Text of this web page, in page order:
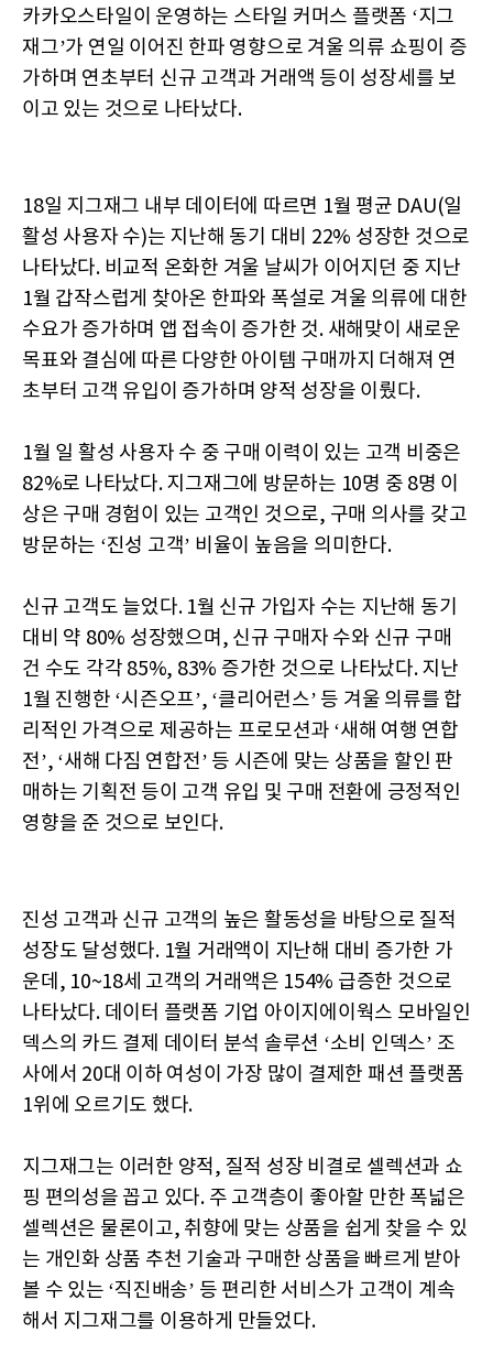
카카오스타일이 운영하는 스타일 커머스 플랫폼 ‘지그
재그’가 연일 이어진 한파 영향으로 겨울 의류 쇼핑이 증
가하며 연초부터 신규 고객과 거래액 등이 성장세를 보
이고 있는 것으로 나타났다.
18일 지그재그 내부 데이터에 따르면 1월 평균 DAU(일
활성 사용자 수)는 지난해 동기 대비 22% 성장한 것으로
나타났다. 비교적 온화한 겨울 날씨가 이어지던 중 지난
1월 갑작스럽게 찾아온 한파와 폭설로 겨울 의류에 대한
수요가 증가하며 앱 접속이 증가한 것. 새해맞이 새로운
목표와 결심에 따른 다양한 아이템 구매까지 더해져 연
초부터 고객 유입이 증가하며 양적 성장을 이뤘다.
1월 일 활성 사용자 수 중 구매 이력이 있는 고객 비중은
82%로 나타났다. 지그재그에 방문하는 10명 중 8명 이
상은 구매 경험이 있는 고객인 것으로, 구매 의사를 갖고
방문하는 ‘진성 고객’ 비율이 높음을 의미한다.
신규 고객도 늘었다. 1월 신규 가입자 수는 지난해 동기
대비 약 80% 성장했으며, 신규 구매자 수와 신규 구매
건 수도 각각 85%, 83% 증가한 것으로 나타났다. 지난
1월 진행한 ‘시즌오프’, ‘클리어런스’ 등 겨울 의류를 합
리적인 가격으로 제공하는 프로모션과 ‘새해 여행 연합
전’, ‘새해 다짐 연합전’ 등 시즌에 맞는 상품을 할인 판
매하는 기획전 등이 고객 유입 및 구매 전환에 긍정적인
영향을 준 것으로 보인다.
진성 고객과 신규 고객의 높은 활동성을 바탕으로 질적
성장도 달성했다. 1월 거래액이 지난해 대비 증가한 가
운데, 10~18세 고객의 거래액은 154% 급증한 것으로
나타났다. 데이터 플랫폼 기업 아이지에이웍스 모바일인
덱스의 카드 결제 데이터 분석 솔루션 ‘소비 인덱스’ 조
사에서 20대 이하 여성이 가장 많이 결제한 패션 플랫폼
1위에 오르기도 했다.
지그재그는 이러한 양적, 질적 성장 비결로 셀렉션과 쇼
핑 편의성을 꼽고 있다. 주 고객층이 좋아할 만한 폭넓은
셀렉션은 물론이고, 취향에 맞는 상품을 쉽게 찾을 수 있
는 개인화 상품 추천 기술과 구매한 상품을 빠르게 받아
볼 수 있는 ‘직진배송’ 등 편리한 서비스가 고객이 계속
해서 지그재그를 이용하게 만들었다.